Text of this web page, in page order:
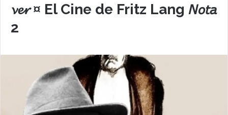
𝓿𝓮𝓻 ¤ El Cine de Fritz Lang 𝘕𝘰𝘵𝘢
2